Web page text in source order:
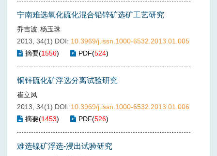
宁南难选氧化硫化混合铅锌矿选矿工艺研究
乔吉波, 杨玉珠
2013, 34(1) DOI: 10.3969/j.issn.1000-6532.2013.01.005
摘要(1556) PDF(524)
铜锌硫化矿浮选分离试验研究
崔立凤
2013, 34(1) DOI: 10.3969/j.issn.1000-6532.2013.01.006
摘要(1453) PDF(526)
难选镍矿浮选-浸出试验研究